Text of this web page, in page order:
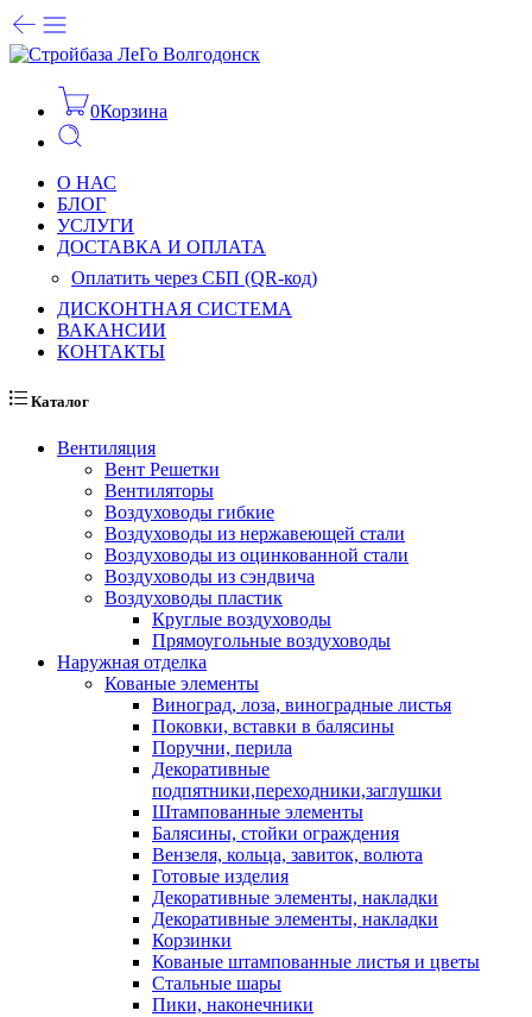
0Корзина
О НАС
БЛОГ
УСЛУГИ
ДОСТАВКА И ОПЛАТА
Оплатить через СБП (QR-код)
ДИСКОНТНАЯ СИСТЕМА
ВАКАНСИИ
КОНТАКТЫ
Каталог
Вентиляция
Вент Решетки
Вентиляторы
Воздуховоды гибкие
Воздуховоды из нержавеющей стали
Воздуховоды из оцинкованной стали
Воздуховоды из сэндвича
Воздуховоды пластик
Круглые воздуховоды
Прямоугольные воздуховоды
Наружная отделка
Кованые элементы
Виноград, лоза, виноградные листья
Поковки, вставки в балясины
Поручни, перила
Декоративные
подпятники,переходники,заглушки
Штампованные элементы
Балясины, стойки ограждения
Вензеля, кольца, завиток, волюта
Готовые изделия
Декоративные элементы, накладки
Декоративные элементы, накладки
Корзинки
Кованые штампованные листья и цветы
Стальные шары
Пики, наконечники